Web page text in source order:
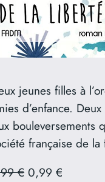
jeunes filles à
d’enfance.
bouleversements
française de
€ 0,99 €